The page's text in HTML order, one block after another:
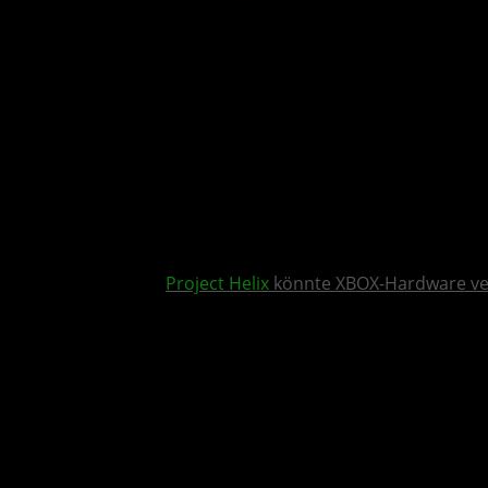
Project Helix könnte XBOX-Hardware